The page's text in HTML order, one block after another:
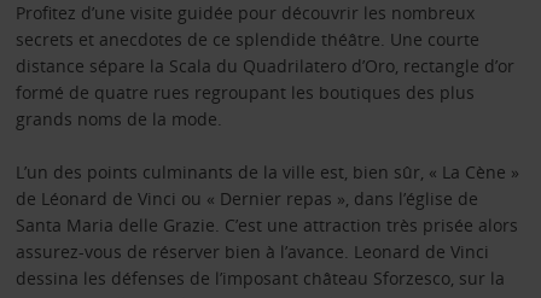
Profitez d’une visite guidée pour découvrir les nombreux
secrets et anecdotes de ce splendide théâtre. Une courte
distance sépare la Scala du Quadrilatero d’Oro, rectangle d’or
formé de quatre rues regroupant les boutiques des plus
grands noms de la mode.
L’un des points culminants de la ville est, bien sûr, « La Cène »
de Léonard de Vinci ou « Dernier repas », dans l’église de
Santa Maria delle Grazie. C’est une attraction très prisée alors
assurez-vous de réserver bien à l’avance. Leonard de Vinci
dessina les défenses de l’imposant château Sforzesco, sur la